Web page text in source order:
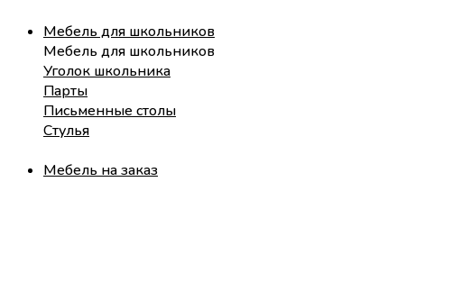
Мебель для школьников
Мебель для школьников
Уголок школьника
Парты
Письменные столы
Стулья
Мебель на заказ